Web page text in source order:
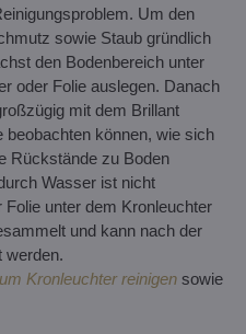
Um den
sowie Staub gründlich
den Bodenbereich unter
oder Folie auslegen. Danach
mit dem Brillant
beobachten können, wie sich
Rückstände zu Boden
Wasser ist nicht
Folie unter dem Kronleuchter
und kann nach der
werden.
Kronleuchter reinigen sowie